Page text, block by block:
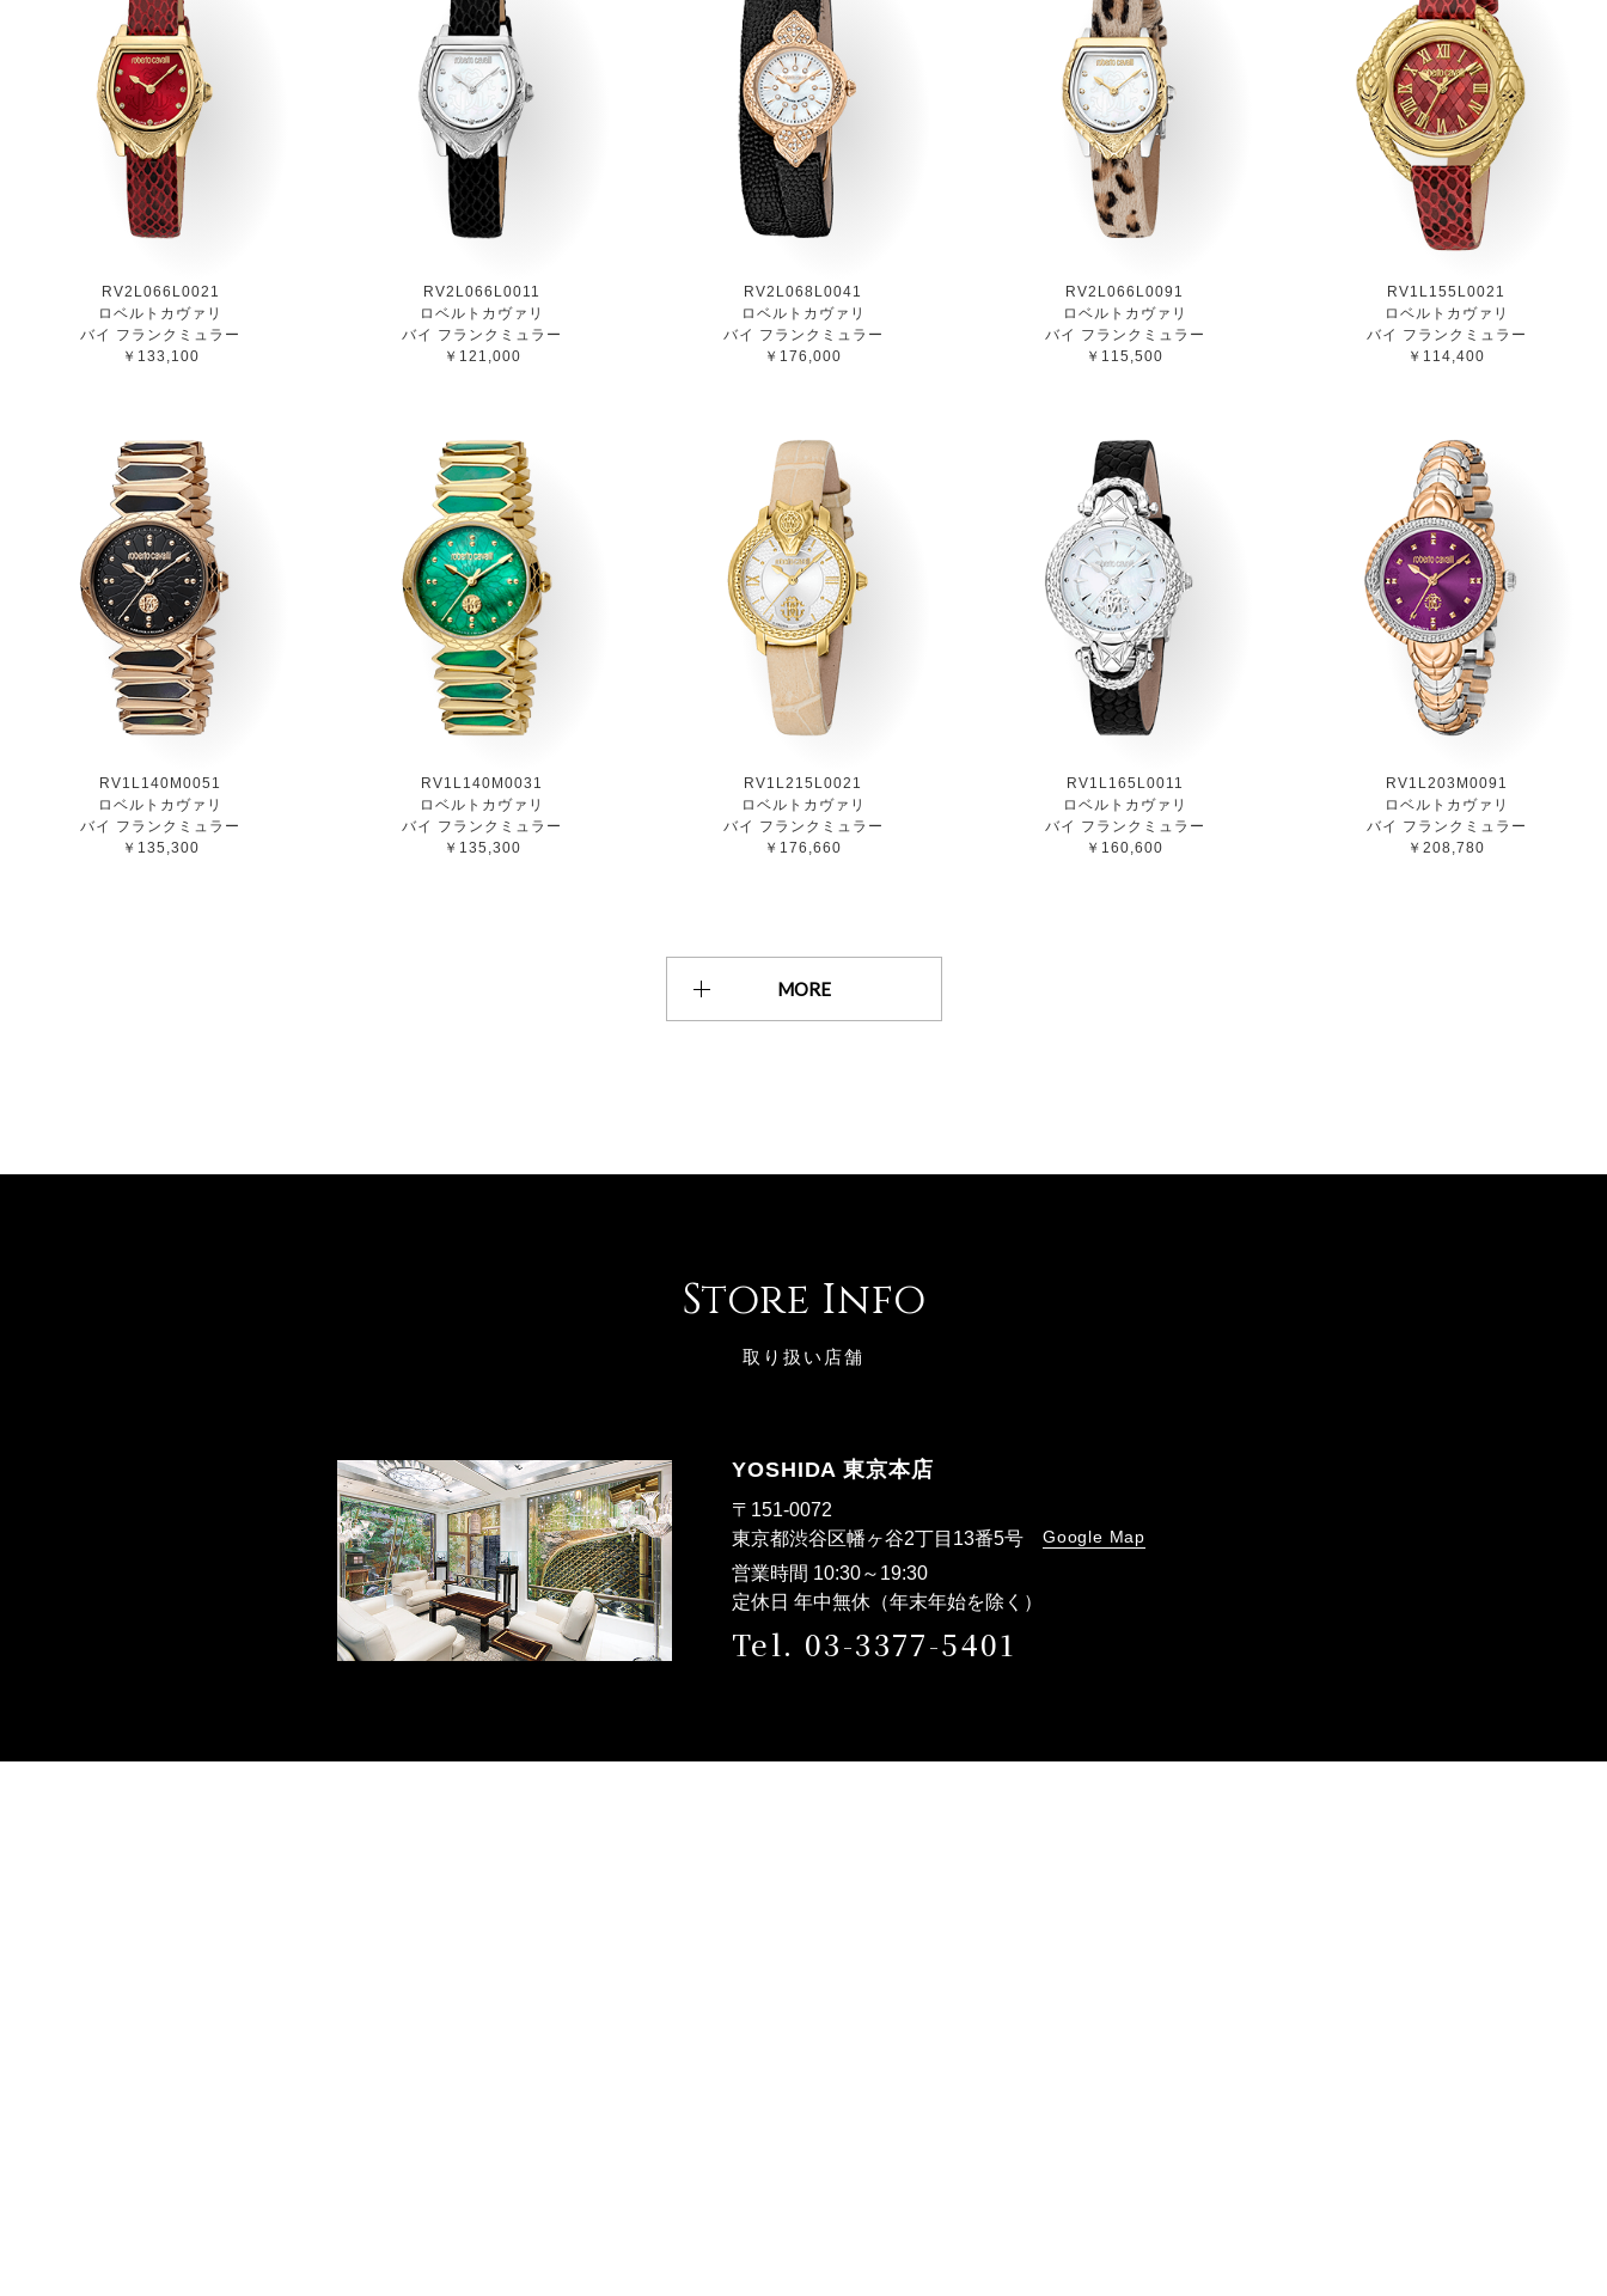
RV2L066L0021
ロベルトカヴァリ
バイ フランクミュラー
￥133,100
RV2L066L0011
ロベルトカヴァリ
バイ フランクミュラー
￥121,000
RV2L068L0041
ロベルトカヴァリ
バイ フランクミュラー
￥176,000
RV2L066L0091
ロベルトカヴァリ
バイ フランクミュラー
￥115,500
RV1L155L0021
ロベルトカヴァリ
バイ フランクミュラー
￥114,400
RV1L140M0051
ロベルトカヴァリ
バイ フランクミュラー
￥135,300
RV1L140M0031
ロベルトカヴァリ
バイ フランクミュラー
￥135,300
RV1L215L0021
ロベルトカヴァリ
バイ フランクミュラー
￥176,660
RV1L165L0011
ロベルトカヴァリ
バイ フランクミュラー
￥160,600
RV1L203M0091
ロベルトカヴァリ
バイ フランクミュラー
￥208,780
MORE
Store Info
取り扱い店舗
YOSHIDA 東京本店
〒151-0072
東京都渋谷区幡ヶ谷2丁目13番5号 Google Map
営業時間 10:30～19:30
定休日 年中無休（年末年始を除く）
Tel. 03-3377-5401